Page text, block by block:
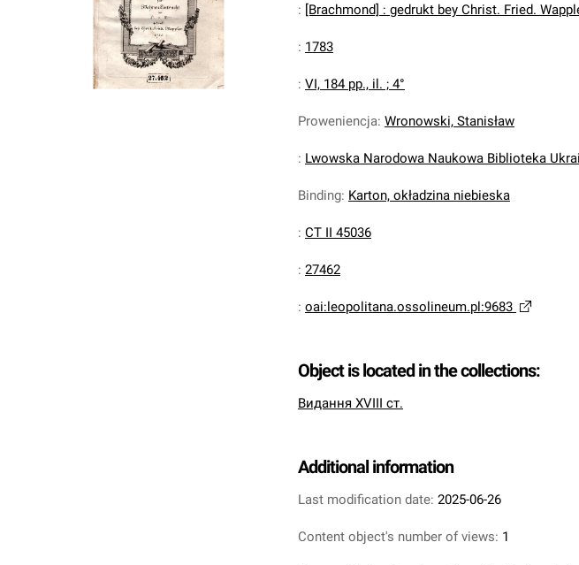
: [Brachmond] : gedrukt bey Christ. Fried.
: 1783
: VI, 184 pp., il. ; 4°
Proweniencja: Wronowski, Stanisław
: Lwowska Narodowa Naukowa Biblioteka
Binding: Karton, okładzina niebieska
: CT II 45036
: 27462
: oai:leopolitana.ossolineum.pl:9683
Object is located in the collections:
Видання XVIII ст.
Additional information
Last modification date: 2025-06-26
Content object's number of views: 1